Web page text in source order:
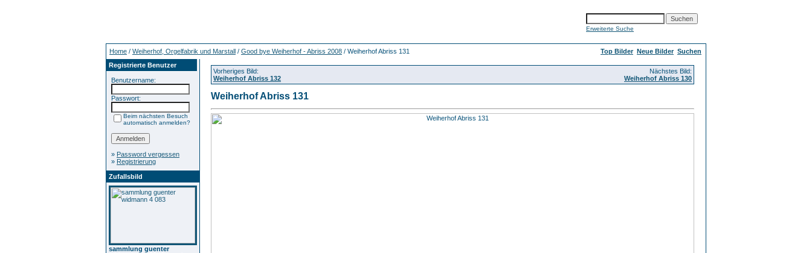
Erweiterte Suche
Home / Weiherhof, Orgelfabrik und Marstall / Good bye Weiherhof - Abriss 2008 / Weiherhof Abriss 131 Top Bilder Neue Bilder Suchen
Registrierte Benutzer
Benutzername:
Passwort:
Beim nächsten Besuch
automatisch anmelden?
» Password vergessen
» Registrierung
Zufallsbild
sammlung guenter
Vorheriges Bild:
Weiherhof Abriss 132
Nächstes Bild:
Weiherhof Abriss 130
Weiherhof Abriss 131